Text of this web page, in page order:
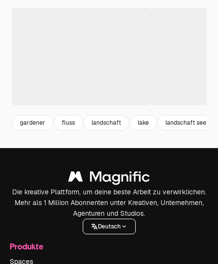
gardener fluss landschaft lake landschaft see
Die kreative Plattform, um deine beste Arbeit zu verwirklichen.
Mehr als 1 Million Abonnenten unter Kreativen, Unternehmen,
Agenturen und Studios.
Deutsch
Produkte
Spaces